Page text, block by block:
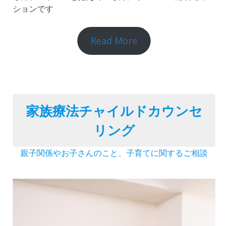
ションです
Read More
家族療法チャイルドカウンセ
リング
親子関係やお子さんのこと、子育てに関するご相談